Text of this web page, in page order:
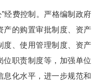
经费控制。严格编制政府
产的购置审批制度、资产
度、使用管理制度、资产
位职责制度等，加强单位
息化水平，进一步规范和